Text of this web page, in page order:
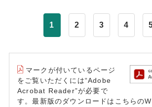
1 2 3 4
マークが付いているページ
をご覧いただくには“Adobe
Acrobat Reader”が必要で
す。最新版のダウンロードはこちらの